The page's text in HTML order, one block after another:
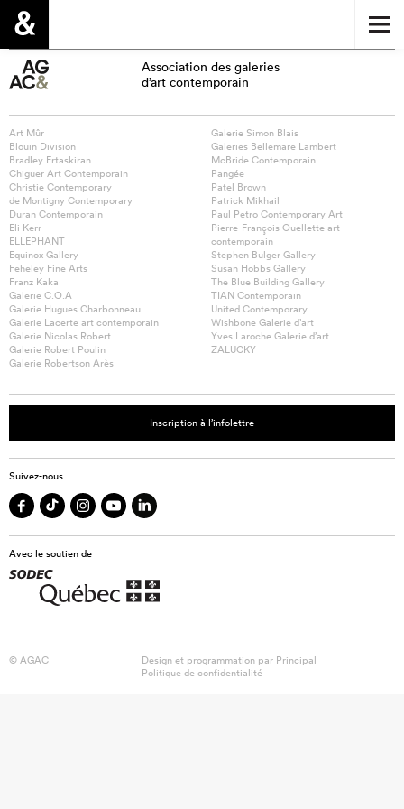
Association des galeries
d’art contemporain
Art Mûr
Blouin Division
Bradley Ertaskiran
Chiguer Art Contemporain
Christie Contemporary
de Montigny Contemporary
Duran Contemporain
Eli Kerr
ELLEPHANT
Equinox Gallery
Feheley Fine Arts
Franz Kaka
Galerie C.O.A
Galerie Hugues Charbonneau
Galerie Lacerte art contemporain
Galerie Nicolas Robert
Galerie Robert Poulin
Galerie Robertson Arès
Galerie Simon Blais
Galeries Bellemare Lambert
McBride Contemporain
Pangée
Patel Brown
Patrick Mikhail
Paul Petro Contemporary Art
Pierre-François Ouellette art
contemporain
Stephen Bulger Gallery
Susan Hobbs Gallery
The Blue Building Gallery
TIAN Contemporain
United Contemporary
Wishbone Galerie d’art
Yves Laroche Galerie d’art
ZALUCKY
Inscription à l’infolettre
Suivez-nous
Avec le soutien de
© AGAC Design et programmation par Principal
Politique de confidentialité